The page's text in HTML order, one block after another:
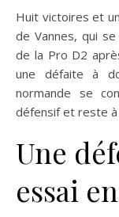
Huit victoires et un match nul, c’est le bilan impressionnant
de Vannes, qui
de la Pro D2
une défaite à
normande se
défensif et reste à
Une
essai